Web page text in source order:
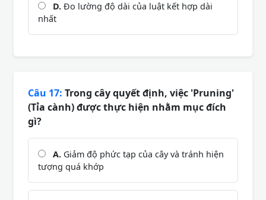
D. Đo lường độ dài của luật kết hợp dài
nhất
Câu 17: Trong cây quyết định, việc 'Pruning'
(Tỉa cành) được thực hiện nhằm mục đích
gì?
A. Giảm độ phức tạp của cây và tránh hiện
tượng quá khớp